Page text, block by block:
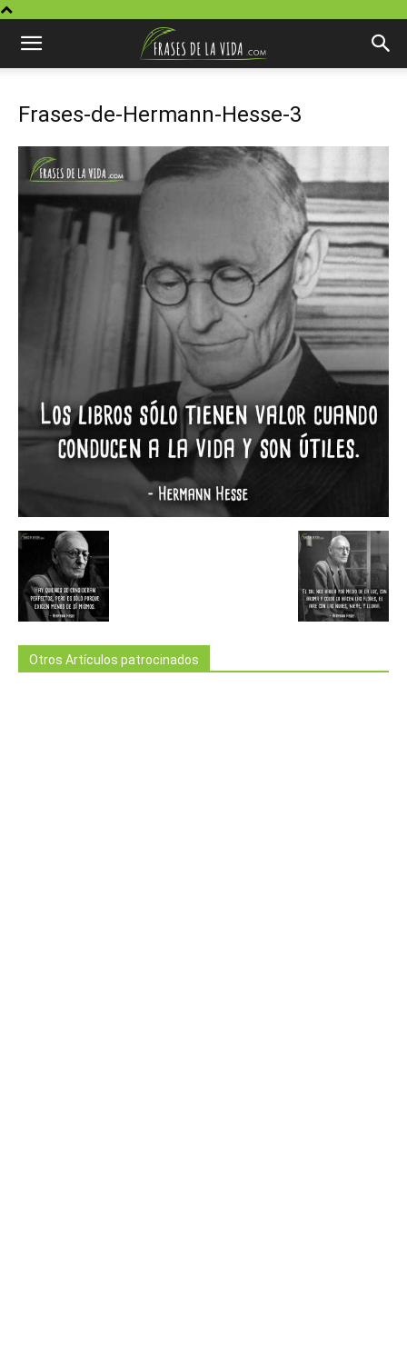
Frases-de-Hermann-Hesse-3
Otros Artículos patrocinados